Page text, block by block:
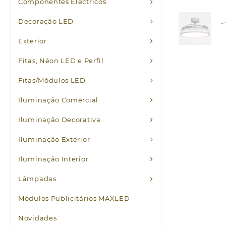
Decoração LED
Exterior
Fitas, Néon LED e Perfil
Fitas/Módulos LED
Iluminação Comercial
Iluminação Decorativa
Iluminação Exterior
Iluminação Interior
Lâmpadas
Módulos Publicitários MAXLED
Novidades